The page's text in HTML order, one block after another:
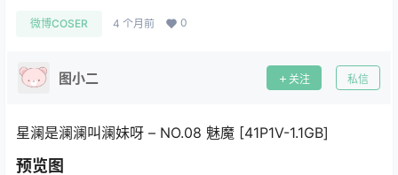
微博COSER 4 个月前 0
图小二 关注 私信
星澜是澜澜叫澜妹呀 – NO.08 魅魔 [41P1V-1.1GB]
预览图